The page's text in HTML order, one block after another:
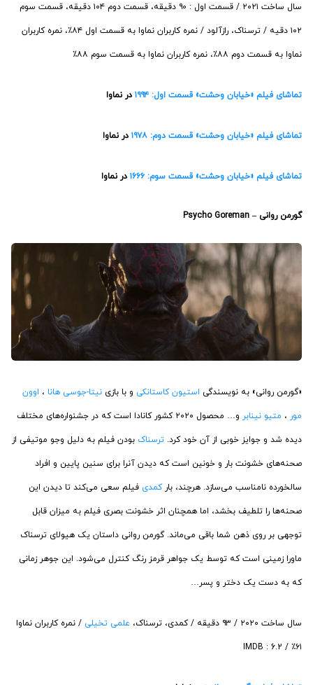
سال ساخت ۲۰۲۱ / قسمت اول : ۹۰ دقیقه، قسمت دوم ۱۰۴ دقیقه، قسمت سوم
۱۰۲ دقیه / ترسناک، رازآلود / نمره کاربران نماوا به قسمت اول ۸۴٪، نمره کاربران
نماوا به قسمت دوم ۸۸٪، نمره کاربران نماوا به قسمت سوم ۸۸٪
تماشای فیلم «خیابان وحشت» قسمت اول: ۱۹۹۴ در نماوا
تماشای فیلم «خیابان وحشت» قسمت دوم: ۱۹۷۸ در نماوا
تماشای فیلم «خیابان وحشت» قسمت سوم: ۱۶۶۶ در نماوا
گورمن روانی – Psycho Goreman
«گورمن روانی» به نویسندگی استیون کاستانکی و با بازی نیتا-جوسی هانا ، اوون
مور ، متیو نینابر و… محصول ۲۰۲۰ کشور کانادا است که در جشنواره‌های مختلف
دیده شد و جوایز خوبی از آن خود کرد. ترسناک بودن فیلم به دلیل وجو موتیفی از
صحنه‌های خشونت بار و خونین است که دیدن آنرا برای سنین پایین و افراد
سالخورده نامناسب می‌سازد. هرچند، بارکمدی فیلم سعی می‌کند تا دیدن این
صحنه‌ها را تلطیف بخشد، اما همچنان اثر خشونت بصری فیلم به میزان قابل
توجهی بر روی ذهن شما باقی می‌ماند. گورمن روانی داستان یک هیولای ترسناک
ماورا زمینی است که توسط یک جواهر قرمز رنگ کنترل می‌شود. این جوهر زمانی
که به دست یک دختر و پسر…
سال ساخت ۲۰۲۰ / ۹۳ دقیقه / کمدی، ترسناک، علمی تخیلی / نمره کاربران نماوا
۶۱٪ / IMDB : 6.2